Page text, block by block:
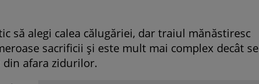
să alegi calea călugăriei, dar traiul mănăstiresc
sacrificii și este mult mai complex decât se
din afara zidurilor.